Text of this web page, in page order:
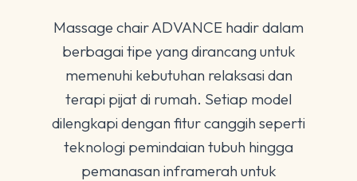
Massage chair ADVANCE hadir dalam
berbagai tipe yang dirancang untuk
memenuhi kebutuhan relaksasi dan
terapi pijat di rumah. Setiap model
dilengkapi dengan fitur canggih seperti
teknologi pemindaian tubuh hingga
pemanasan inframerah untuk